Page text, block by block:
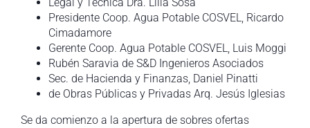
Presidente Coop. Agua Potable COSVEL, Ricardo
Cimadamore
Gerente Coop. Agua Potable COSVEL, Luis Moggi
Rubén Saravia de S&D Ingenieros Asociados
Sec. de Hacienda y Finanzas, Daniel Pinatti
de Obras Públicas y Privadas Arq. Jesús Iglesias
Se da comienzo a la apertura de sobres ofertas